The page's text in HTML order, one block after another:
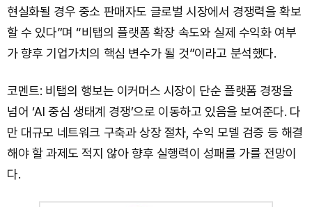
현실화될 경우 중소 판매자도 글로벌 시장에서 경쟁력을 확보
할 수 있다”며 “비탭의 플랫폼 확장 속도와 실제 수익화 여부
가 향후 기업가치의 핵심 변수가 될 것”이라고 분석했다.
코멘트: 비탭의 행보는 이커머스 시장이 단순 플랫폼 경쟁을
넘어 ‘AI 중심 생태계 경쟁’으로 이동하고 있음을 보여준다. 다
만 대규모 네트워크 구축과 상장 절차, 수익 모델 검증 등 해결
해야 할 과제도 적지 않아 향후 실행력이 성패를 가를 전망이
다.